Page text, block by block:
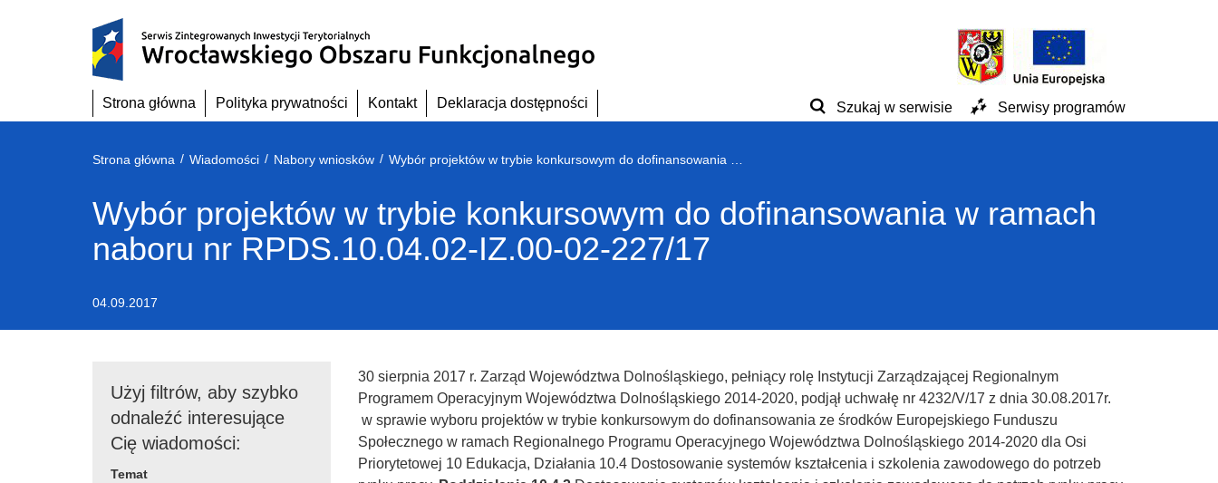
Strona główna Polityka prywatności Kontakt Deklaracja dostępności Szukaj w serwisie Serwisy programów
Strona główna / Wiadomości / Nabory wniosków /
Wybór projektów w trybie konkursowym do dofinansowania w ramach
naboru nr RPDS.10.04.02-IZ.00-02-227/17
04.09.2017
Użyj filtrów, aby szybko
odnaleźć interesujące
Cię wiadomości:
Temat
30 sierpnia 2017 r. Zarząd Województwa Dolnośląskiego, pełniący rolę Instytucji Zarządzającej Regionalnym
Programem Operacyjnym Województwa Dolnośląskiego 2014-2020, podjął uchwałę nr 4232/V/17 z dnia 30.08.2017r.
w sprawie wyboru projektów w trybie konkursowym do dofinansowania ze środków Europejskiego Funduszu
Społecznego w ramach Regionalnego Programu Operacyjnego Województwa Dolnośląskiego 2014-2020 dla Osi
Priorytetowej 10 Edukacja, Działania 10.4 Dostosowanie systemów kształcenia i szkolenia zawodowego do potrzeb